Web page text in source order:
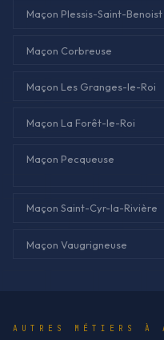
Maçon Plessis-Saint-Benoist
Maçon Corbreuse
Maçon Les Granges-le-Roi
Maçon La Forêt-le-Roi
Maçon Pecqueuse
Maçon Saint-Cyr-la-Rivière
Maçon Vaugrigneuse
AUTRES MÉTIERS À